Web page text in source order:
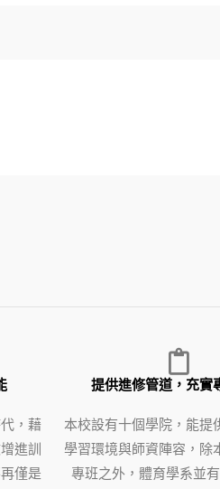
，藉
進訓
僅是
提供進修管道，充實
本校設有十個學院，能提
學習環境與師資陣容，除
專班之外，體育學系並